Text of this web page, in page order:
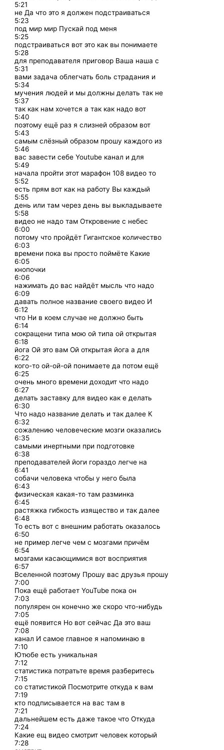
5:21
не Да что это я должен подстраиваться
5:23
под мир мир Пускай под меня
5:25
подстраиваться вот это как вы понимаете
5:28
для преподавателя приговор Ваша наша с
5:31
вами задача облегчать боль страдания и
5:34
мучения людей и мы должны делать так не
5:37
так как нам хочется а так как надо вот
5:40
поэтому ещё раз я слизней образом вот
5:43
самым слёзный образом прошу каждого из
5:46
вас завести себе Youtube канал и для
5:49
начала пройти этот марафон 108 видео то
5:52
есть прям вот как на работу Вы каждый
5:55
день или там через день вы выкладываете
5:58
видео не надо там Откровение с небес
6:00
потому что пройдёт Гигантское количество
6:03
времени пока вы просто поймёте Какие
6:05
кнопочки
6:06
нажимать до вас найдёт мысль что надо
6:09
давать полное название своего видео И
6:12
что Ни в коем случае не должно быть
6:14
сокращени типа мою ой типа ой открытая
6:18
йога Ой это вам Ой открытая йога а для
6:22
кого-то ой-ой-ой понимаете да потом ещё
6:25
очень много времени доходит что надо
6:27
делать заставку для видео как е делать
6:30
Что надо название делать и так далее К
6:32
сожалению человеческие мозги оказались
6:35
самыми инертными при подготовке
6:38
преподавателей йоги гораздо легче на
6:41
собачи человека чтобы у него была
6:43
физическая какая-то там разминка
6:45
растяжка гибкость изящество и так далее
6:48
То есть вот с внешним работать оказалось
6:50
не пример легче чем с мозгами причём
6:54
мозгами касающимися вот восприятия
6:57
Вселенной поэтому Прошу вас друзья прошу
7:00
Пока ещё работает YouTube пока он
7:03
популярен он конечно же скоро что-нибудь
7:05
ещё появится Но вот сейчас Да это ваш
7:08
канал И самое главное я напоминаю в
7:10
Ютюбе есть уникальная
7:12
статистика потратьте время разберитесь
7:15
со статистикой Посмотрите откуда к вам
7:19
кто подписывается на вас там в
7:21
дальнейшем есть даже такое что Откуда
7:24
Какие ещ видео смотрит человек который
7:28